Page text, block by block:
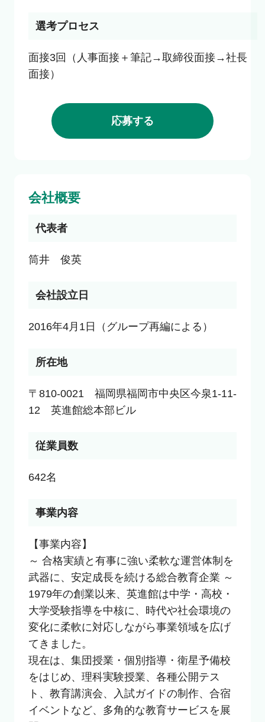
選考プロセス
面接3回（人事面接＋筆記→取締役面接→社長
面接）
応募する
会社概要
代表者
筒井　俊英
会社設立日
2016年4月1日（グループ再編による）
所在地
〒810-0021　福岡県福岡市中央区今泉1-11-
12　英進館総本部ビル
従業員数
642名
事業内容
【事業内容】
～ 合格実績と有事に強い柔軟な運営体制を
武器に、安定成長を続ける総合教育企業 ～
1979年の創業以来、英進館は中学・高校・
大学受験指導を中核に、時代や社会環境の
変化に柔軟に対応しながら事業領域を広げ
てきました。
現在は、集団授業・個別指導・衛星予備校
をはじめ、理科実験授業、各種公開テス
ト、教育講演会、入試ガイドの制作、合宿
イベントなど、多角的な教育サービスを展